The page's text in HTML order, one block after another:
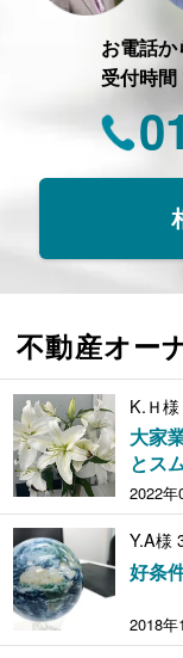
お電話
受付時間
不動産オー
K.Ｈ
大家
とス
2022
Y.A様
好条
2018